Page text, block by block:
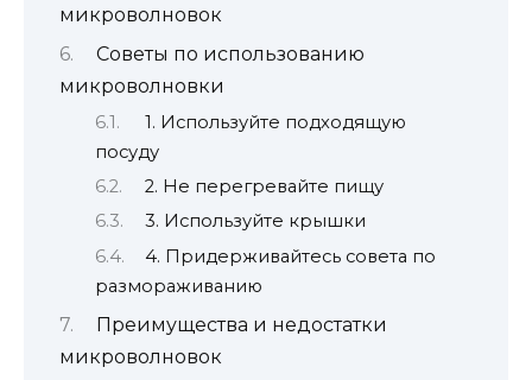
микроволновок
Советы по использованию
микроволновки
1. Используйте подходящую
посуду
2. Не перегревайте пищу
3. Используйте крышки
4. Придерживайтесь совета по
размораживанию
Преимущества и недостатки
микроволновок